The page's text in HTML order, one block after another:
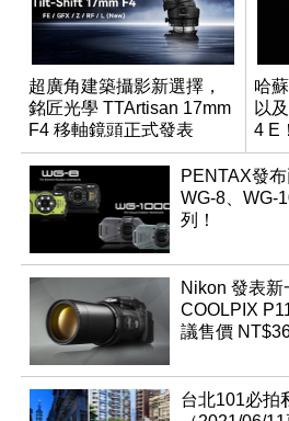
超廣角建築攝影新選擇，
銘匠光學 TTArtisan 17mm
F4 移軸鏡頭正式發表
哈
以
4 E
PENTAX發
WG-8、WG-
列！
Nikon 發表
COOLPIX
議售價
台北101必拍